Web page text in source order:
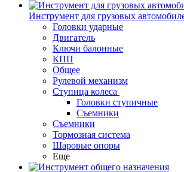
Инструмент для грузовых
Головки ударные
Двигатель
Ключи балонные
КПП
Общее
Рулевой механизм
Ступица колеса
Головки ступичные
Съемники
Съемники
Тормозная система
Шаровые опоры
Еще